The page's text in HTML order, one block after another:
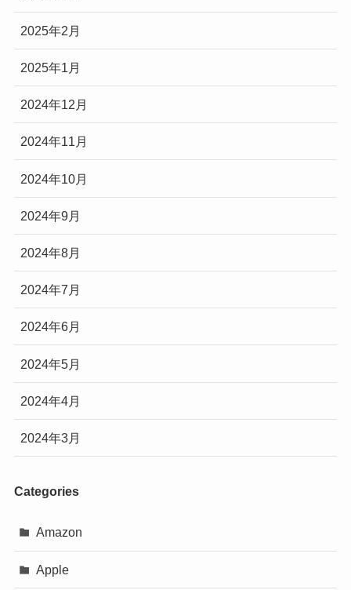
2025年2月
2025年1月
2024年12月
2024年11月
2024年10月
2024年9月
2024年8月
2024年7月
2024年6月
2024年5月
2024年4月
2024年3月
Categories
Amazon
Apple